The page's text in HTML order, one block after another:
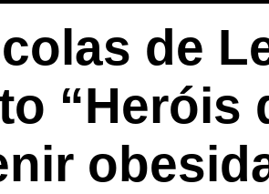
de
“Heróis